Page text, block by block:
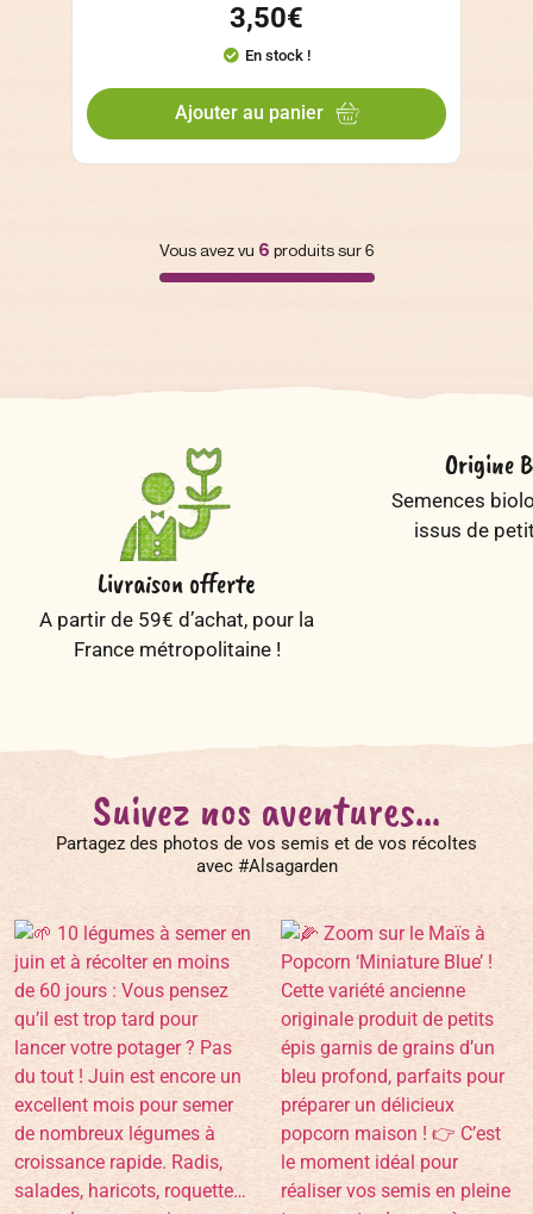
3,50€
En stock !
Ajouter au panier
Vous avez vu 6 produits sur 6
Livraison offerte
A partir de 59€ d’achat, pour la
France métropolitaine !
Origine
Semences
issus de
Suivez nos aventures...
Partagez des photos de vos semis et de vos récoltes
avec #Alsagarden